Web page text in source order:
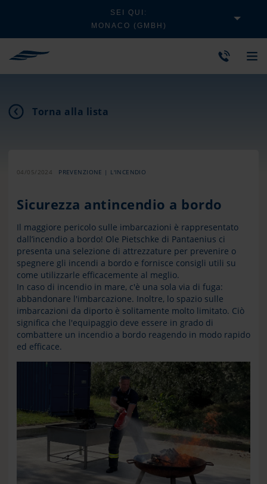
SEI QUI:
MONACO (GMBH)
Torna alla lista
04/05/2024 PREVENZIONE | L'INCENDIO
Sicurezza antincendio a bordo
Il maggiore pericolo sulle imbarcazioni è rappresentato
dall’incendio a bordo! Ole Pietschke di Pantaenius ci
presenta una selezione di attrezzature per prevenire o
spegnere gli incendi a bordo e fornisce consigli utili su
come utilizzarle efficacemente al meglio.
In caso di incendio in mare, c'è una sola via di fuga:
abbandonare l'imbarcazione. Inoltre, lo spazio sulle
imbarcazioni da diporto è solitamente molto limitato. Ciò
significa che l'equipaggio deve essere in grado di
combattere un incendio a bordo reagendo in modo rapido
ed efficace.